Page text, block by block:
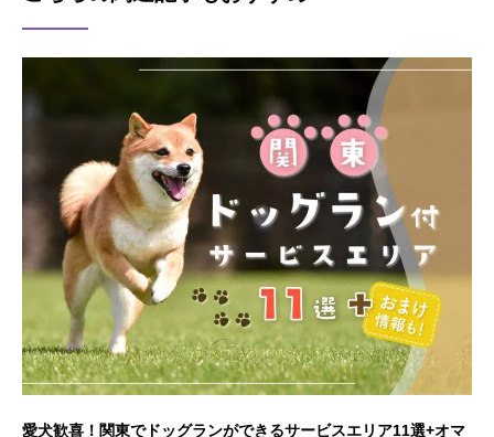
愛犬歓喜！関東でドッグランができるサービスエリア11選+オマ